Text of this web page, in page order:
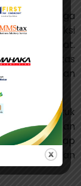
Yudisial juga
seleksi
gugat.
kualitas
dan
peserta untuk
terhadap
tahapan